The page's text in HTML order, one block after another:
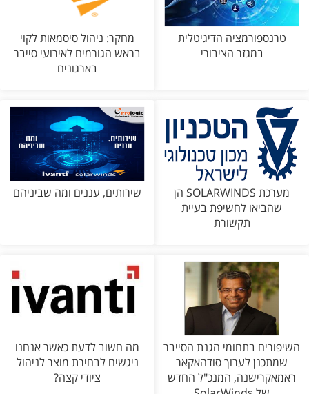
טרנספורמציה הדיגיטלית
במגזר הציבורי
מחקר: ניהול סיסמאות לקוי
בראש הגורמים לאירועי סייבר
בארגונים
מערכת SOLARWINDS הן
שהביאו לחשיפת בעיית
תקשורת
שירותים, עננים ומה שביניהם
השיפורים בתחומי הגנת הסייבר
שמתכנן לערוך סודהאקאר
ראמאקרישנה, המנכ"ל החדש
מה חשוב לדעת כאשר אנחנו
ניגשים לבחירת מוצר לניהול
ציודי קצה?